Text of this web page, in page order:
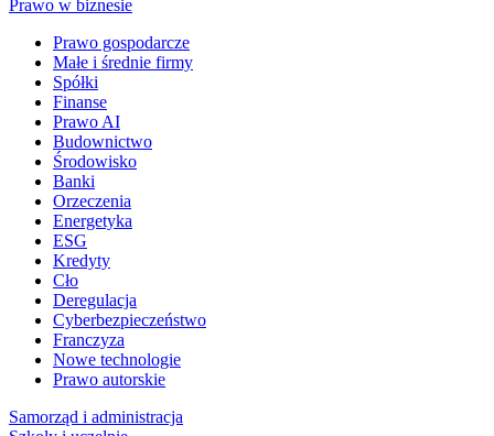
Prawo w biznesie
Prawo gospodarcze
Małe i średnie firmy
Spółki
Finanse
Prawo AI
Budownictwo
Środowisko
Banki
Orzeczenia
Energetyka
ESG
Kredyty
Cło
Deregulacja
Cyberbezpieczeństwo
Franczyza
Nowe technologie
Prawo autorskie
Samorząd i administracja